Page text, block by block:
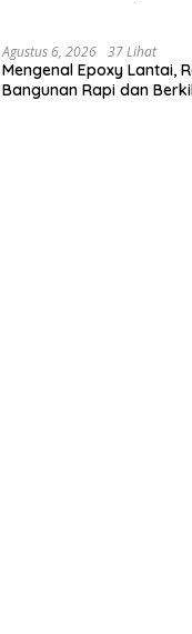
Agustus 6, 2026 37 Lihat
Mengenal Epoxy Lantai,
Bangunan Rapi dan